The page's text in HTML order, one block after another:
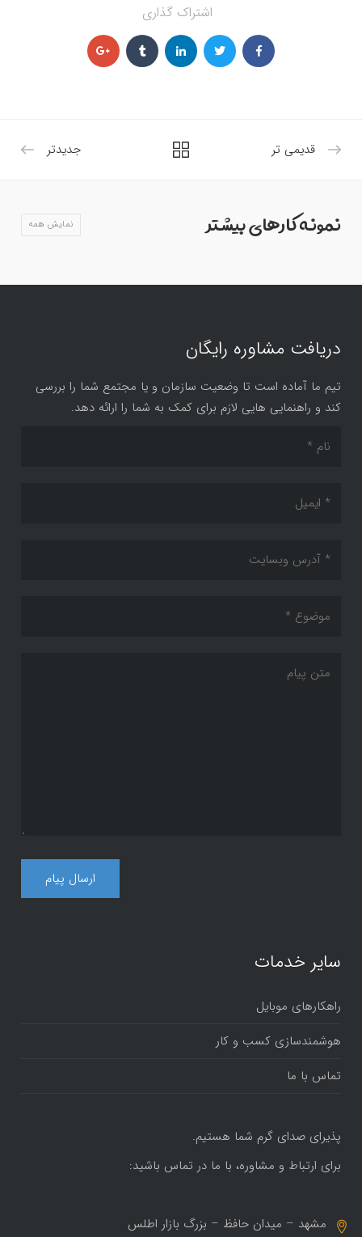
اشتراک گذاری
جدیدتر قدیمی تر
نمونه کارهای بیشتر نمایش همه
دریافت مشاوره رایگان
تیم ما آماده است تا وضعیت سازمان و یا مجتمع شما را بررسی
کند و راهنمایی هایی لازم برای کمک به شما را ارائه دهد.
سایر خدمات
راهکارهای موبایل
هوشمندسازی کسب و کار
تماس با ما
پذیرای صدای گرم شما هستیم.
برای ارتباط و مشاوره، با ما در تماس باشید:
مشهد – میدان حافظ – بزرگ بازار اطلس